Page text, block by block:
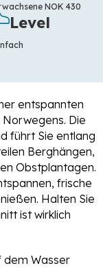
NOK 430
Level
entspannten
Die
führt Sie entlang
Berghängen,
Obstplantagen.
frische
Halten Sie
ist wirklich
dem Wasser